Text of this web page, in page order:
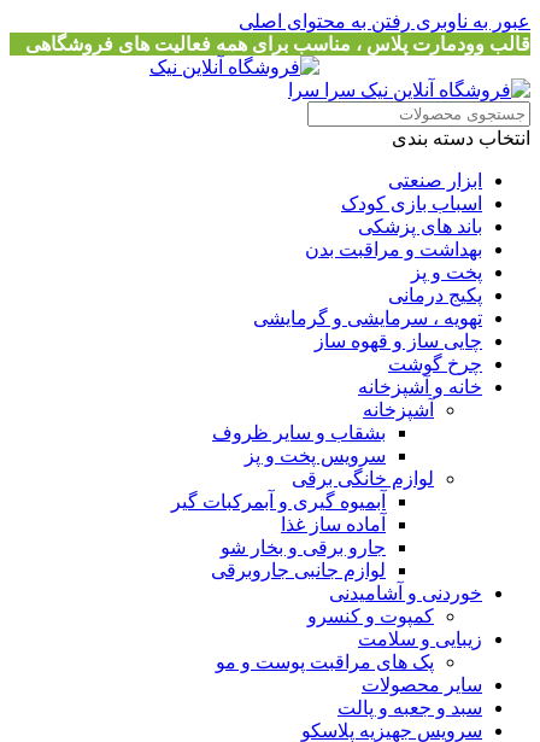
عبور به ناوبری رفتن به محتوای اصلی
قالب وودمارت پلاس ، مناسب برای همه فعالیت های فروشگاهی
انتخاب دسته بندی
ابزار صنعتی
اسباب بازی کودک
باند های پزشکی
بهداشت و مراقبت بدن
پخت و پز
پکیج درمانی
تهویه ، سرمایشی و گرمایشی
چایی ساز و قهوه ساز
چرخ گوشت
خانه و آشپزخانه
آشپزخانه
بشقاب و سایر ظروف
سرویس پخت و پز
لوازم خانگی برقی
آبمیوه گیری و آبمرکبات گیر
آماده ساز غذا
جارو برقی و بخار شو
لوازم جانبی جاروبرقی
خوردنی و آشامیدنی
کمپوت و کنسرو
زیبایی و سلامت
پک های مراقبت پوست و مو
سایر محصولات
سبد و جعبه و پالت
سرویس جهیزیه پلاسکو